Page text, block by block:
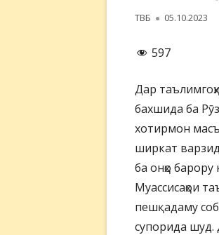
Автор
ТВБ 05.10.2023
597
Дар
бахшида ба
хотирмон
ширкат
ба онҳо
Муассисаҳои
пешқадаму
супорида шуд.